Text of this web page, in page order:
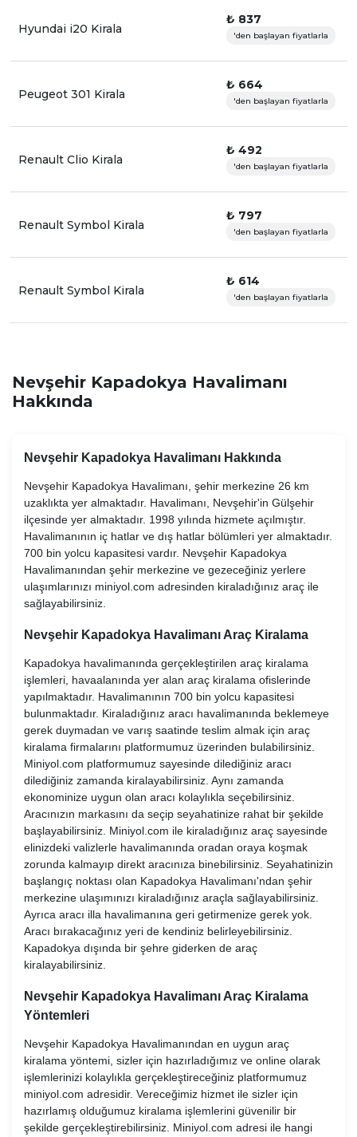
Hyundai i20 Kirala
₺ 837
'den başlayan fiyatlarla
Peugeot 301 Kirala
₺ 664
'den başlayan fiyatlarla
Renault Clio Kirala
₺ 492
'den başlayan fiyatlarla
Renault Symbol Kirala
₺ 797
'den başlayan fiyatlarla
Renault Symbol Kirala
₺ 614
'den başlayan fiyatlarla
Nevşehir Kapadokya Havalimanı
Hakkında
Nevşehir Kapadokya Havalimanı Hakkında
Nevşehir Kapadokya Havalimanı, şehir merkezine 26 km
uzaklıkta yer almaktadır. Havalimanı, Nevşehir'in Gülşehir
ilçesinde yer almaktadır. 1998 yılında hizmete açılmıştır.
Havalimanının iç hatlar ve dış hatlar bölümleri yer almaktadır.
700 bin yolcu kapasitesi vardır. Nevşehir Kapadokya
Havalimanından şehir merkezine ve gezeceğiniz yerlere
ulaşımlarınızı miniyol.com adresinden kiraladığınız araç ile
sağlayabilirsiniz.
Nevşehir Kapadokya Havalimanı Araç Kiralama
Kapadokya havalimanında gerçekleştirilen araç kiralama
işlemleri, havaalanında yer alan araç kiralama ofislerinde
yapılmaktadır. Havalimanının 700 bin yolcu kapasitesi
bulunmaktadır. Kiraladığınız aracı havalimanında beklemeye
gerek duymadan ve varış saatinde teslim almak için araç
kiralama firmalarını platformumuz üzerinden bulabilirsiniz.
Miniyol.com platformumuz sayesinde dilediğiniz aracı
dilediğiniz zamanda kiralayabilirsiniz. Aynı zamanda
ekonominize uygun olan aracı kolaylıkla seçebilirsiniz.
Aracınızın markasını da seçip seyahatinize rahat bir şekilde
başlayabilirsiniz. Miniyol.com ile kiraladığınız araç sayesinde
elinizdeki valizlerle havalimanında oradan oraya koşmak
zorunda kalmayıp direkt aracınıza binebilirsiniz. Seyahatinizin
başlangıç noktası olan Kapadokya Havalimanı'ndan şehir
merkezine ulaşımınızı kiraladığınız araçla sağlayabilirsiniz.
Ayrıca aracı illa havalimanına geri getirmenize gerek yok.
Aracı bırakacağınız yeri de kendiniz belirleyebilirsiniz.
Kapadokya dışında bir şehre giderken de araç
kiralayabilirsiniz.
Nevşehir Kapadokya Havalimanı Araç Kiralama
Yöntemleri
Nevşehir Kapadokya Havalimanından en uygun araç
kiralama yöntemi, sizler için hazırladığımız ve online olarak
işlemlerinizi kolaylıkla gerçekleştireceğiniz platformumuz
miniyol.com adresidir. Vereceğimiz hizmet ile sizler için
hazırlamış olduğumuz kiralama işlemlerini güvenilir bir
şekilde gerçekleştirebilirsiniz. Miniyol.com adresi ile hangi